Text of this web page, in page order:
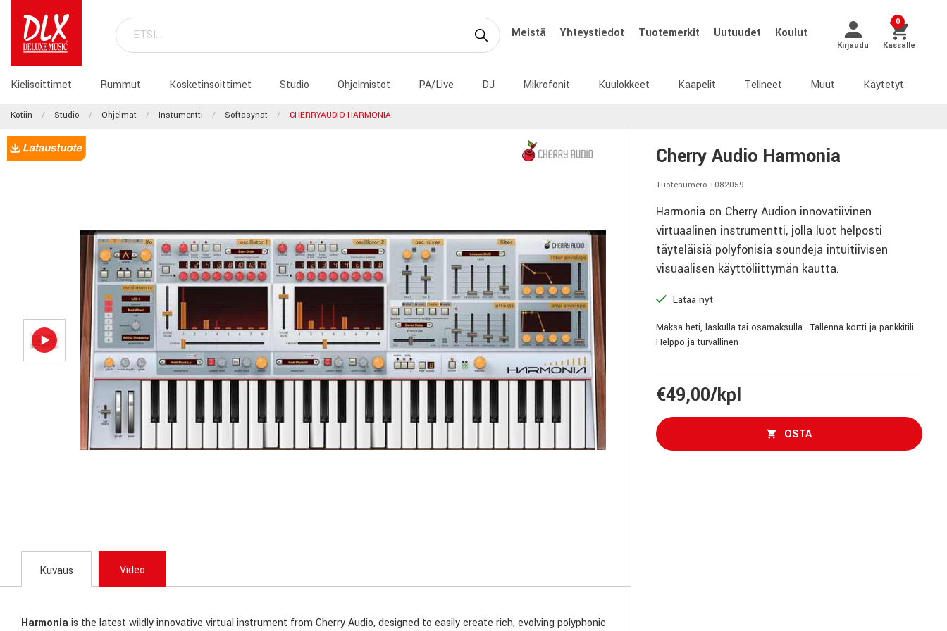
Meistä Yhteystiedot Tuotemerkit Uutuudet Koulut
Kirjaudu
0
Kassalle
Kielisoittimet Rummut Kosketinsoittimet Studio Ohjelmistot PA/Live DJ Mikrofonit Kuulokkeet Kaapelit Telineet Muut Käytetyt
Kotiin Studio Ohjelmat Instumentti Softasynat CHERRYAUDIO HARMONIA
Cherry Audio Harmonia
Tuotenumero 1082059
Harmonia on Cherry Audion innovatiivinen
virtuaalinen instrumentti, jolla luot helposti
täyteläisiä polyfonisia soundeja intuitiivisen
visuaalisen käyttöliittymän kautta.
Lataa nyt
Maksa heti, laskulla tai osamaksulla - Tallenna kortti ja pankkitili -
Helppo ja turvallinen
€49,00/kpl
OSTA
Kuvaus Video
Harmoniais the latest wildly innovative virtual instrument from Cherry Audio, designed to easily create rich, evolving polyphonic